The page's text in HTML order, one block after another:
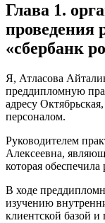
в
Глава 1.
проведения
«сбербанк
Я, Атласова
преддипломную
адресу
персоналом.
Руководителем
Алексеевна,
которая
В ходе
изучению
клиентской базой